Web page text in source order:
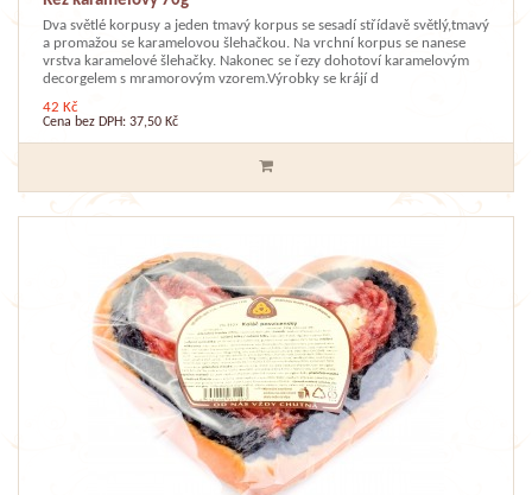
Dva světlé korpusy a jeden tmavý korpus se sesadí střídavě světlý,tmavý
a promažou se karamelovou šlehačkou. Na vrchní korpus se nanese
vrstva karamelové šlehačky. Nakonec se řezy dohotoví karamelovým
decorgelem s mramorovým vzorem.Výrobky se krájí d
42 Kč
Cena bez DPH: 37,50 Kč